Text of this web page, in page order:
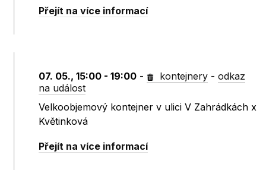
Přejít na více informací
07. 05., 15:00 - 19:00 - kontejnery -odkaz
na událost
Velkoobjemový kontejner v ulici V Zahrádkách x
Květinková
Přejít na více informací